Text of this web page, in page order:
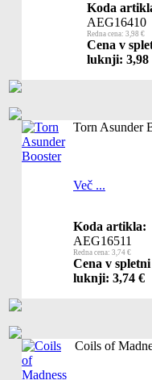
Koda
AEG16410
Redna cena: 3,98 €
Cena v
luknji: 3,98
Torn Asunder
Več ...
Koda artikla:
AEG16511
Redna cena: 3,74 €
Cena v
luknji: 3,74 €
Coils of